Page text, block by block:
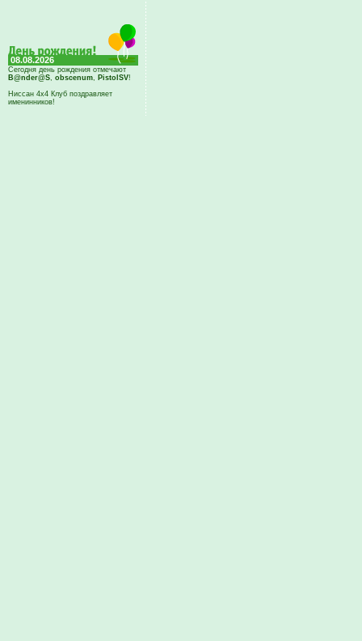
08.08.2026
Сегодня день рождения отмечают
B@nder@S, obscenum, PistolSV!
Ниссан 4х4 Клуб поздравляет
именинников!